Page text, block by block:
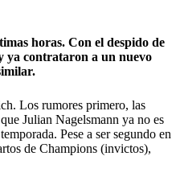
horas. Con el despido de
ya contrataron a un nuevo
Los rumores primero, las
Julian Nagelsmann ya no es
Pese a ser segundo en
de Champions (invictos),